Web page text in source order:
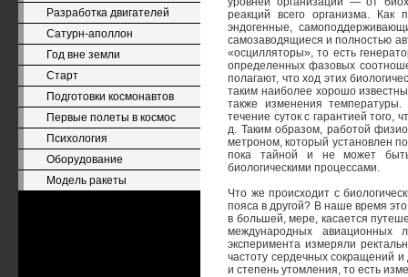
Разработка двигателей
Сатурн-аполлон
Год вне земли
Старт
Подготовки космонавтов
Первые полеты в космос
Психология
Оборудование
Модель ракеты
реакций всего организма. Как
эндогенные,
самозаводящиеся и полностью
«осцилляторы», то есть
определенных фазовых
полагают, что ход этих
таким наиболее хорошо
также изменения температуры.
течение суток с гарантией того,
д. Таким образом, работой
метроном, который установлен
пока тайной и не может
биологическими процессами.
Что же происходит с
пояса в другой? В наше время
в большей, мере, касается
международных авиационных
эксперимента измеряли
частоту сердечных сокращений
и степень утомления, то есть